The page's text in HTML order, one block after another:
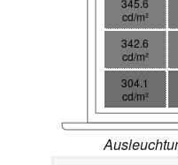
cd/m²
342.6
cd/m²
304.1
cd/m²